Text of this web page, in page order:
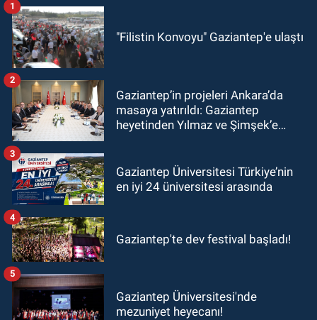
"Filistin Konvoyu" Gaziantep'e ulaştı
1
Gaziantep’in projeleri Ankara’da
masaya yatırıldı: Gaziantep
heyetinden Yılmaz ve Şimşek’e
2
Gaziantep Üniversitesi Türkiye’nin
en iyi 24 üniversitesi arasında
3
Gaziantep'te dev festival başladı!
4
Gaziantep Üniversitesi'nde
mezuniyet heyecanı!
5